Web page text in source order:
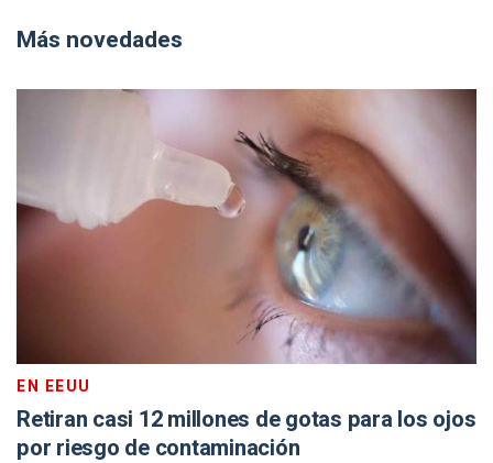
Más novedades
EN EEUU
Retiran casi 12 millones de gotas para los ojos
por riesgo de contaminación